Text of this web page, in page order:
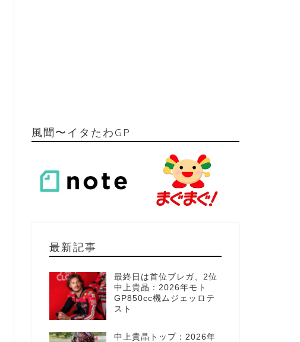
風聞〜イタたわGP
最新記事
最終日は首位ブレガ、2位
中上貴晶：2026年モト
GP850cc機ムジェッロテ
スト
中上貴晶トップ：2026年